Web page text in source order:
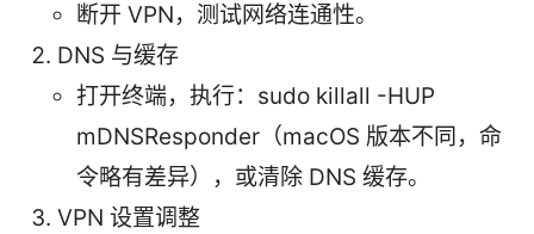
断开 VPN，测试网络连通性。
DNS 与缓存
打开终端，执行：sudo killall -HUP
mDNSResponder（macOS 版本不同，命
令略有差异），或清除 DNS 缓存。
VPN 设置调整